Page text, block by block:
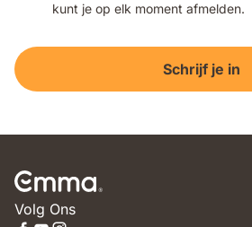
kunt je op elk moment afmelden.
Schrijf je in
Volg Ons